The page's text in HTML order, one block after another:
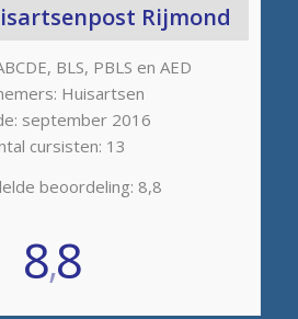
Rijmond
BLS, PBLS en AED
Huisartsen
september 2016
cursisten: 13
beoordeling: 8,8
8,8